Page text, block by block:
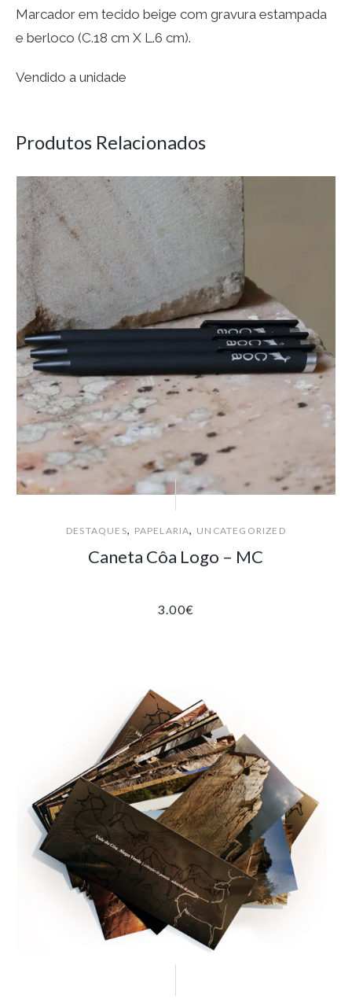
Marcador em tecido beige com gravura estampada
e berloco (C.18 cm X L.6 cm).
Vendido a unidade
Produtos Relacionados
DESTAQUES, PAPELARIA, UNCATEGORIZED
Caneta Côa Logo – MC
3.00€